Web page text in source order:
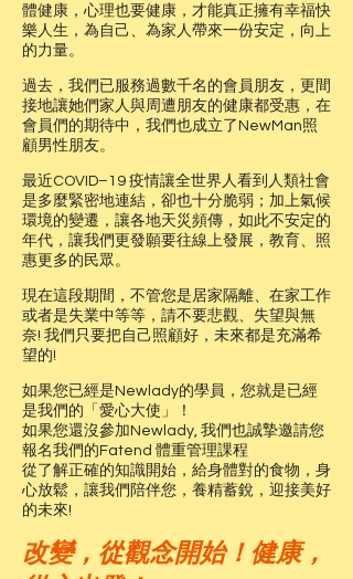
體健康，心理也要健康，才能真正擁有幸福快
樂人生，為自己、為家人帶來一份安定，向上
的力量。
過去，我們已服務過數千名的會員朋友，更間
接地讓她們家人與周遭朋友的健康都受惠，在
會員們的期待中，我們也成立了NewMan照
顧男性朋友。
最近COVID–19 疫情讓全世界人看到人類社會
是多麼緊密地連結，卻也十分脆弱；加上氣候
環境的變遷，讓各地天災頻傳，如此不安定的
年代，讓我們更發願要往線上發展，教育、照
惠更多的民眾。
現在這段期間，不管您是居家隔離、在家工作
或者是失業中等等，請不要悲觀、失望與無
奈! 我們只要把自己照顧好，未來都是充滿希
望的!
如果您已經是Newlady的學員，您就是已經
是我們的「愛心大使」！
如果您還沒參加Newlady, 我們也誠摯邀請您
報名我們的Fatend 體重管理課程
從了解正確的知識開始，給身體對的食物，身
心放鬆，讓我們陪伴您，養精蓄銳，迎接美好
的未來!
改變，從觀念開始！健康，